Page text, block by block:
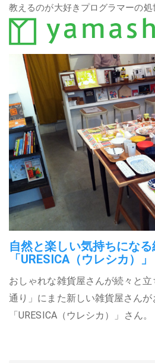
教えるのが大好きプログラマーの処
自然と楽しい気持ちにな
「URESICA（ウレシカ）」
おしゃれな雑貨屋さんが続々と
通り」にまた新しい雑貨屋さん
「URESICA（ウレシカ）」さん。